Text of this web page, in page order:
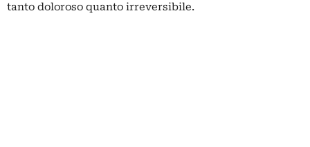
tanto doloroso quanto irreversibile.